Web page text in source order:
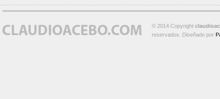
© 2014 Copyright
reservados. Diseñado por